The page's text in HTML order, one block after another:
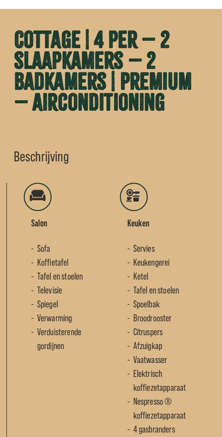
Cottage | 4 per – 2
slaapkamers – 2
badkamers | Premium
– airconditioning
Beschrijving
Salon
Sofa
Koffietafel
Tafel en stoelen
Televisie
Spiegel
Verwarming
Verduisterende
gordijnen
Keuken
Servies
Keukengerei
Ketel
Tafel en stoelen
Spoelbak
Broodrooster
Citruspers
Afzuigkap
Vaatwasser
Elektrisch
koffiezetapparaat
Nespresso ®
koffiezetapparaat
4 gasbranders